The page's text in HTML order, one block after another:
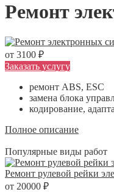
Ремонт
от 3100 ₽
Заказать услугу
ремонт ABS, ESC
замена блока
кодирование,
Полное описание
Популярные виды работ
Ремонт рулевой рейки
от 20000 ₽